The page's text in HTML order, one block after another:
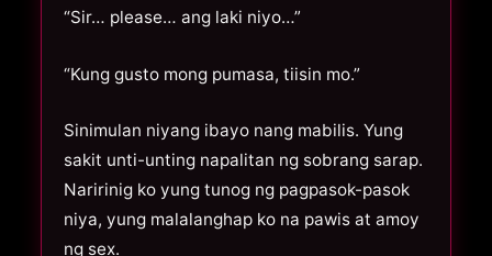
“Sir… please… ang laki niyo…”
“Kung gusto mong pumasa, tiisin mo.”
Sinimulan niyang ibayo nang mabilis. Yung
sakit unti-unting napalitan ng sobrang sarap.
Naririnig ko yung tunog ng pagpasok-pasok
niya, yung malalanghap ko na pawis at amoy
ng sex.